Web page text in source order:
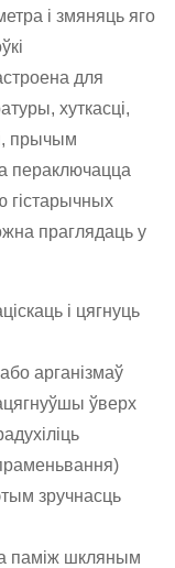
і змяняць яго
для
хуткасці,
прычым
пераключацца
гістарычных
праглядаць у
і цягнуць
арганізмаў
ўверх
зручнасць
паміж шкляным